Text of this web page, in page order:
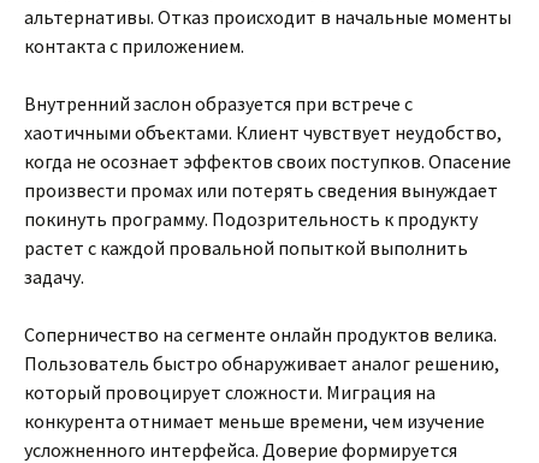
альтернативы. Отказ происходит в начальные моменты
контакта с приложением.
Внутренний заслон образуется при встрече с
хаотичными объектами. Клиент чувствует неудобство,
когда не осознает эффектов своих поступков. Опасение
произвести промах или потерять сведения вынуждает
покинуть программу. Подозрительность к продукту
растет с каждой провальной попыткой выполнить
задачу.
Соперничество на сегменте онлайн продуктов велика.
Пользователь быстро обнаруживает аналог решению,
который провоцирует сложности. Миграция на
конкурента отнимает меньше времени, чем изучение
усложненного интерфейса. Доверие формируется